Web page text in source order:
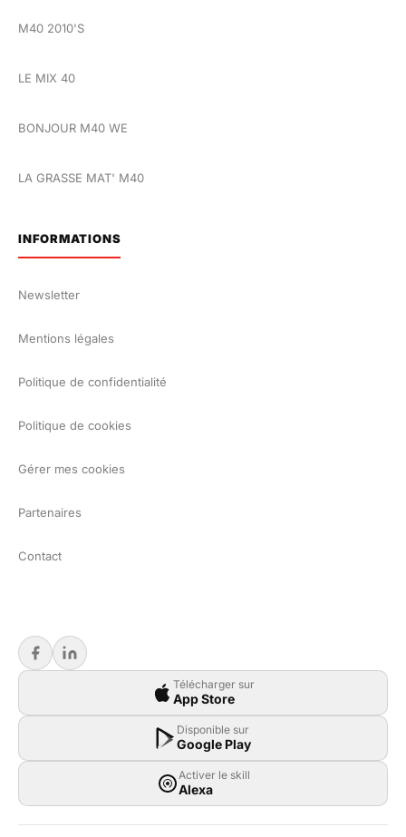
M40 2010'S
LE MIX 40
BONJOUR M40 WE
LA GRASSE MAT' M40
INFORMATIONS
Newsletter
Mentions légales
Politique de confidentialité
Politique de cookies
Gérer mes cookies
Partenaires
Contact
Télécharger sur
App Store
Disponible sur
Google Play
Activer le skill
Alexa